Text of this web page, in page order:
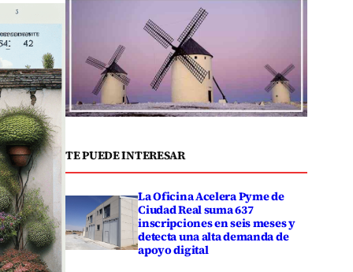
TE PUEDE INTERESAR
La Oficina Acelera Pyme de
Ciudad Real suma 637
inscripciones en seis meses y
detecta una alta demanda de
apoyo digital